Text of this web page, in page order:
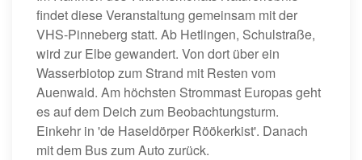
findet diese Veranstaltung gemeinsam mit der
VHS-Pinneberg statt. Ab Hetlingen, Schulstraße,
wird zur Elbe gewandert. Von dort über ein
Wasserbiotop zum Strand mit Resten vom
Auenwald. Am höchsten Strommast Europas geht
es auf dem Deich zum Beobachtungsturm.
Einkehr in 'de Haseldörper Röökerkist'. Danach
mit dem Bus zum Auto zurück.